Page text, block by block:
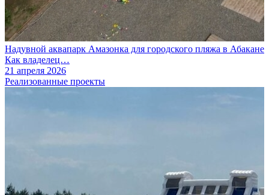
Надувной аквапарк Амазонка для городского пляжа в Абакане
Как владелец…
21 апреля 2026
Реализованные проекты